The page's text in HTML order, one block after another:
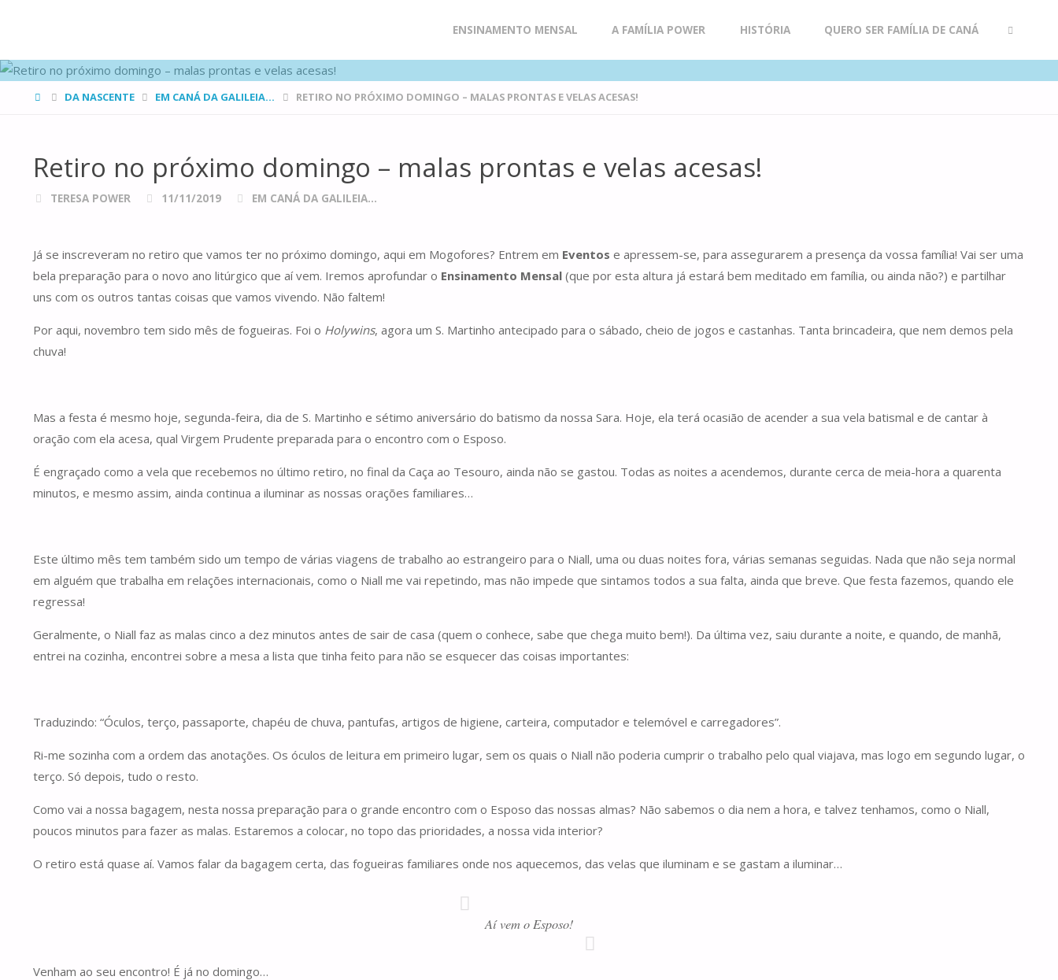
to
content
ENSINAMENTO MENSAL A FAMÍLIA POWER HISTÓRIA QUERO SER FAMÍLIA DE CANÁ
HOMEDA NASCENTE EM CANÁ DA GALILEIA... RETIRO NO PRÓXIMO DOMINGO – MALAS PRONTAS E VELAS ACESAS!
Retiro no próximo domingo – malas prontas e velas acesas!
TERESA POWER 11/11/2019 EM CANÁ DA GALILEIA...
Já se inscreveram no retiro que vamos ter no próximo domingo, aqui em Mogofores? Entrem em Eventos e apressem-se, para assegurarem a presença da vossa família! Vai ser uma
bela preparação para o novo ano litúrgico que aí vem. Iremos aprofundar o Ensinamento Mensal (que por esta altura já estará bem meditado em família, ou ainda não?) e partilhar
uns com os outros tantas coisas que vamos vivendo. Não faltem!
Por aqui, novembro tem sido mês de fogueiras. Foi o Holywins, agora um S. Martinho antecipado para o sábado, cheio de jogos e castanhas. Tanta brincadeira, que nem demos pela
chuva!
Mas a festa é mesmo hoje, segunda-feira, dia de S. Martinho e sétimo aniversário do batismo da nossa Sara. Hoje, ela terá ocasião de acender a sua vela batismal e de cantar à
oração com ela acesa, qual Virgem Prudente preparada para o encontro com o Esposo.
É engraçado como a vela que recebemos no último retiro, no final da Caça ao Tesouro, ainda não se gastou. Todas as noites a acendemos, durante cerca de meia-hora a quarenta
minutos, e mesmo assim, ainda continua a iluminar as nossas orações familiares…
Este último mês tem também sido um tempo de várias viagens de trabalho ao estrangeiro para o Niall, uma ou duas noites fora, várias semanas seguidas. Nada que não seja normal
em alguém que trabalha em relações internacionais, como o Niall me vai repetindo, mas não impede que sintamos todos a sua falta, ainda que breve. Que festa fazemos, quando ele
regressa!
Geralmente, o Niall faz as malas cinco a dez minutos antes de sair de casa (quem o conhece, sabe que chega muito bem!). Da última vez, saiu durante a noite, e quando, de manhã,
entrei na cozinha, encontrei sobre a mesa a lista que tinha feito para não se esquecer das coisas importantes:
Traduzindo: “Óculos, terço, passaporte, chapéu de chuva, pantufas, artigos de higiene, carteira, computador e telemóvel e carregadores”.
Ri-me sozinha com a ordem das anotações. Os óculos de leitura em primeiro lugar, sem os quais o Niall não poderia cumprir o trabalho pelo qual viajava, mas logo em segundo lugar, o
terço. Só depois, tudo o resto.
Como vai a nossa bagagem, nesta nossa preparação para o grande encontro com o Esposo das nossas almas? Não sabemos o dia nem a hora, e talvez tenhamos, como o Niall,
poucos minutos para fazer as malas. Estaremos a colocar, no topo das prioridades, a nossa vida interior?
O retiro está quase aí. Vamos falar da bagagem certa, das fogueiras familiares onde nos aquecemos, das velas que iluminam e se gastam a iluminar…
Aí vem o Esposo!
Venham ao seu encontro! É já no domingo…